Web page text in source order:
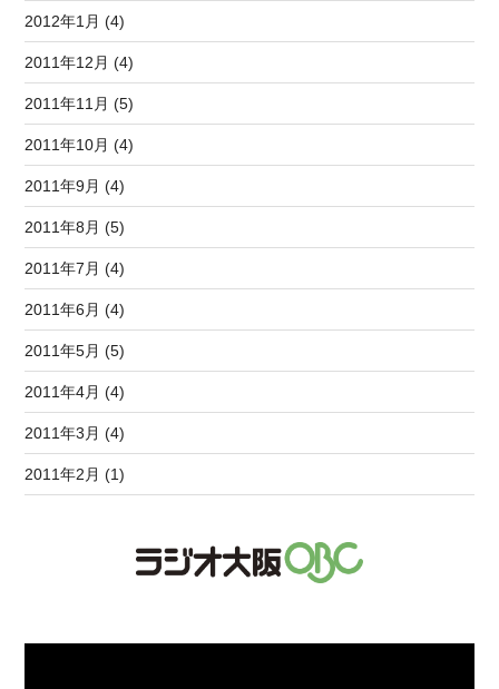
2012年1月 (4)
2011年12月 (4)
2011年11月 (5)
2011年10月 (4)
2011年9月 (4)
2011年8月 (5)
2011年7月 (4)
2011年6月 (4)
2011年5月 (5)
2011年4月 (4)
2011年3月 (4)
2011年2月 (1)